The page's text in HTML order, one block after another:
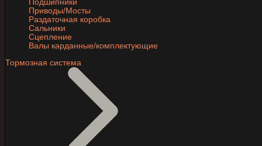
Подшипники
Приводы/Мосты
Раздаточная коробка
Сальники
Сцепление
Валы карданные/комплектующие
Тормозная система